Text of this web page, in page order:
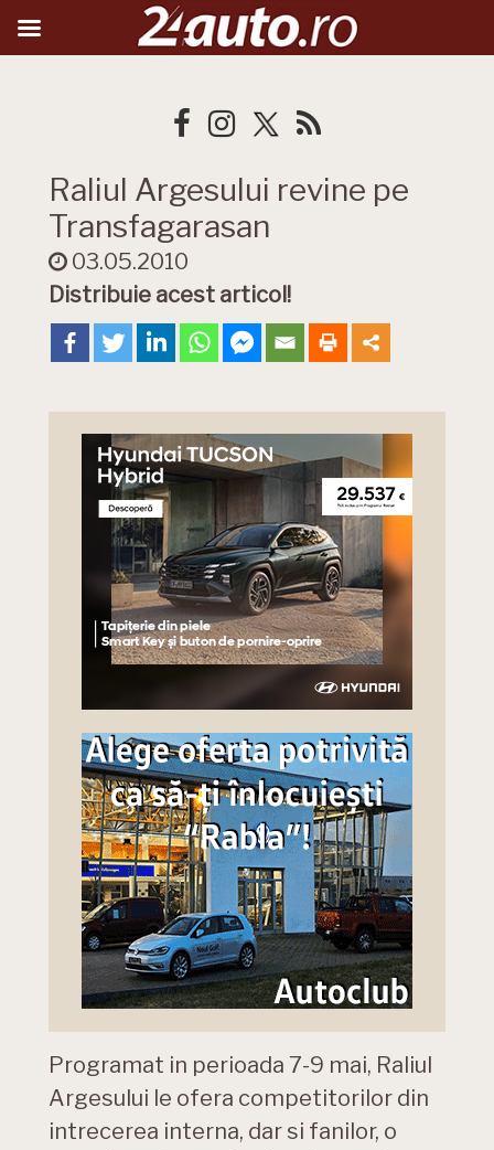
Raliul Argesului revine pe
Transfagarasan
03.05.2010
Distribuie acest articol!
Programat in perioada 7-9 mai, Raliul
Argesului le ofera competitorilor din
intrecerea interna, dar si fanilor, o